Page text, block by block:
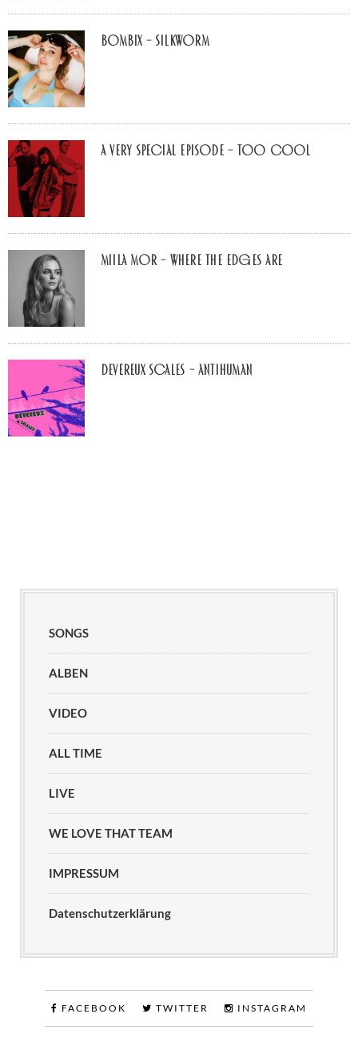
Bombix – Silkworm
A Very Special Episode – Too Cool
Miila Mor – Where The Edges Are
Devereux Scales – Antihuman
SONGS
ALBEN
VIDEO
ALL TIME
LIVE
WE LOVE THAT TEAM
IMPRESSUM
Datenschutzerklärung
FACEBOOK TWITTER INSTAGRAM